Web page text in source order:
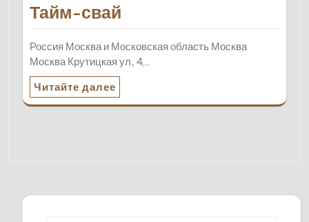
Тайм-свай
Россия Москва и Московская область Москва
Москва Крутицкая ул., 4,…
Читайте далее